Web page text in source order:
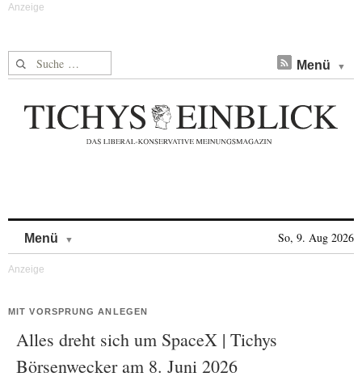
Suche nach: Menü
Menü So, 9. Aug 2026
MIT VORSPRUNG ANLEGEN
Alles dreht sich um SpaceX | Tichys
Börsenwecker am 8. Juni 2026